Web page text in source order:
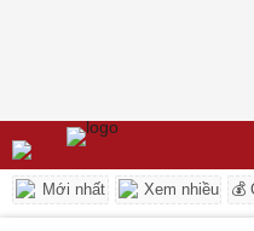
Mới nhất Xem nhiều 💰